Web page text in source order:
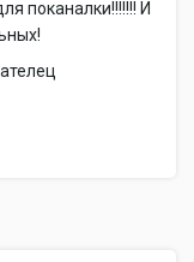
поканалки!!!!!!! И